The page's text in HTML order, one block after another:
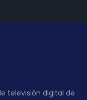
televisión digital de